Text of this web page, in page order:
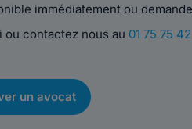
immédiatement ou
contactez nous au 01 75 75
un avocat